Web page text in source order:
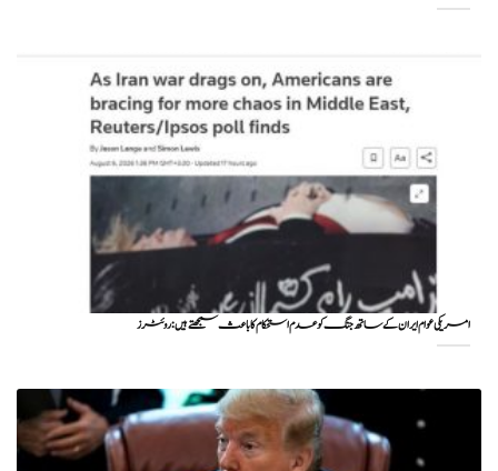
امریکی عوام ایران کے ساتھ جنگ کو عدم استحکام کا باعث سمجھتے ہیں: روئٹرز